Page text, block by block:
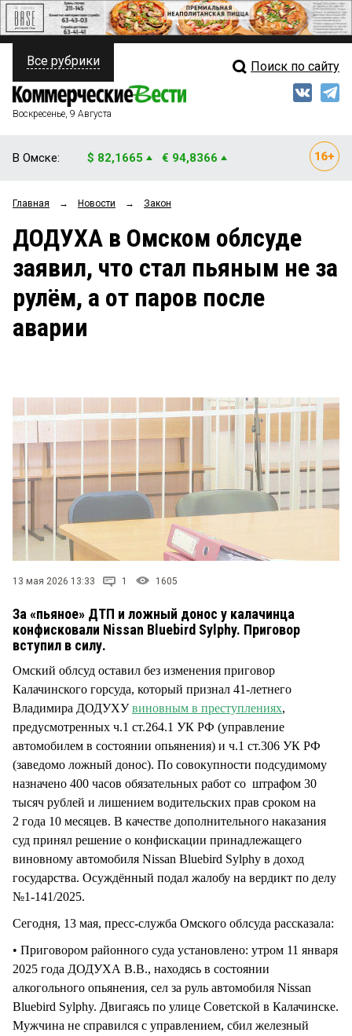
ПОЛИТИКА
ФИНАНСЫ
ОБЩЕСТВО
ЗАКОН
НОВОСТИ КОМПАНИЙ
Свежий выпуск
Рейтинги
Блоги
Архив
Все рубрики Поиск по сайту
Воскресенье, 9 Августа
В Омске: $ 82,1665 € 94,8366
Главная → Новости → Закон
ДОДУХА в Омском облсуде
заявил, что стал пьяным не за
рулём, а от паров после
аварии
13 мая 2026 13:33 1 1605
За «пьяное» ДТП и ложный донос у калачинца
конфисковали Nissan Bluebird Sylphy. Приговор
вступил в силу.
Омский облсуд оставил без изменения приговор
Калачинского горсуда, который признал 41-летнего
Владимира ДОДУХУвиновным в преступлениях,
предусмотренных ч.1 ст.264.1 УК РФ (управление
автомобилем в состоянии опьянения) и ч.1 ст.306 УК РФ
(заведомо ложный донос). По совокупности подсудимому
назначено 400 часов обязательных работ со штрафом 30
тысяч рублей и лишением водительских прав сроком на
2 года 10 месяцев. В качестве дополнительного наказания
суд принял решение о конфискации принадлежащего
виновному автомобиля Nissan Bluebird Sylphy в доход
государства. Осуждённый подал жалобу на вердикт по делу
№1-141/2025.
Сегодня, 13 мая, пресс-служба Омского облсуда рассказала:
• Приговором районного суда установлено: утром 11 января
2025 года ДОДУХА В.В., находясь в состоянии
алкогольного опьянения, сел за руль автомобиля Nissan
Bluebird Sylphy. Двигаясь по улице Советской в Калачинске.
Мужчина не справился с управлением, сбил железный